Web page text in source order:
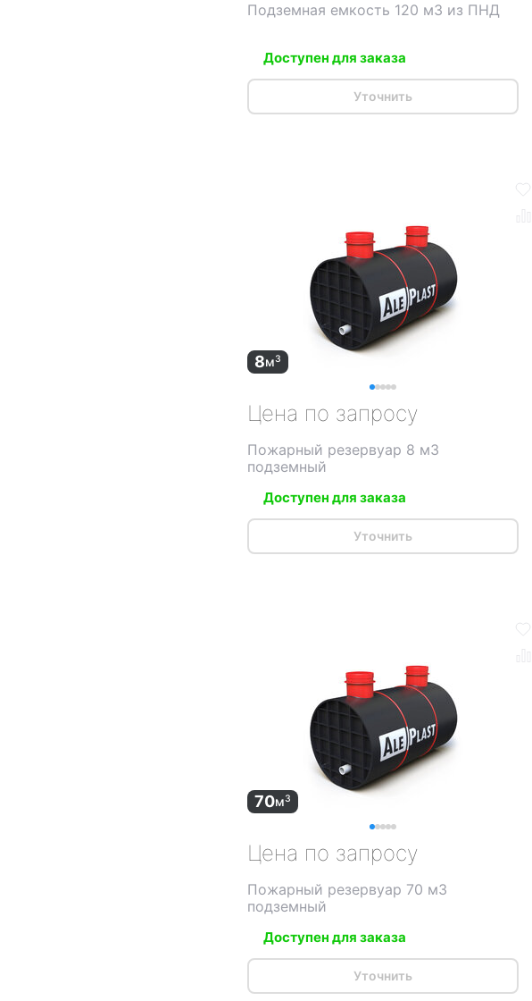
Подземная емкость 120 м3 из ПНД
Доступен для заказа
Уточнить
Пожарный резервуар 8 м3
подземный
8м3
Доступен для заказа
Цена по запросу
Уточнить
Пожарный резервуар 70 м3
подземный
70м3
Доступен для заказа
Цена по запросу
Уточнить